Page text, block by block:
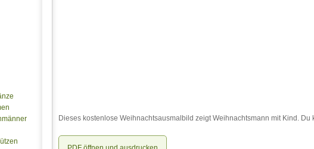
Dieses kostenlose Weihnachtsausmalbild zeigt Weihnachtsmann mit Kind.
PDF öffnen und ausdrucken